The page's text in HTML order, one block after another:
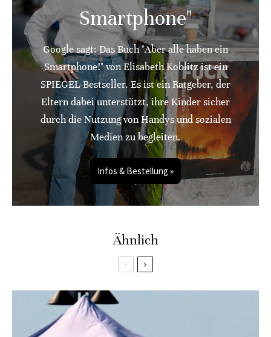
Smartphone"
Google sagt: Das Buch "Aber alle haben ein
Smartphone!" von Elisabeth Koblitz ist ein
SPIEGEL-Bestseller. Es ist ein Ratgeber, der
Eltern dabei unterstützt, ihre Kinder sicher
durch die Nutzung von Handys und sozialen
Medien zu begleiten.
Infos & Bestellung »
Ähnlich